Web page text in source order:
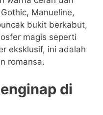
Manueline,
bukit berkabut,
magis seperti
eksklusif, ini adalah
romansa.
di